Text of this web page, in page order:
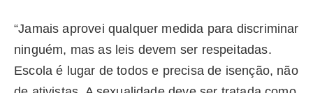
“Jamais aprovei qualquer medida para discriminar
ninguém, mas as leis devem ser respeitadas.
Escola é lugar de todos e precisa de isenção, não